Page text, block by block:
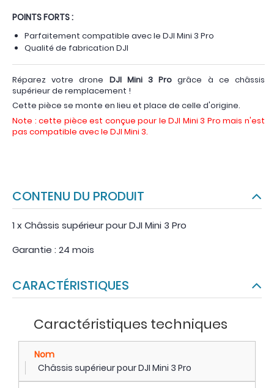
POINTS FORTS :
Parfaitement compatible avec le DJI Mini 3 Pro
Qualité de fabrication DJI
Réparez votre drone DJI Mini 3 Pro grâce à ce châssis
supérieur de remplacement !
Cette pièce se monte en lieu et place de celle d'origine.
Note : cette pièce est conçue pour le DJI Mini 3 Pro mais n'est
pas compatible avec le DJI Mini 3.
CONTENU DU PRODUIT
1 x Châssis supérieur pour DJI Mini 3 Pro
Garantie : 24 mois
CARACTÉRISTIQUES
Caractéristiques techniques
Nom
Châssis supérieur pour DJI Mini 3 Pro